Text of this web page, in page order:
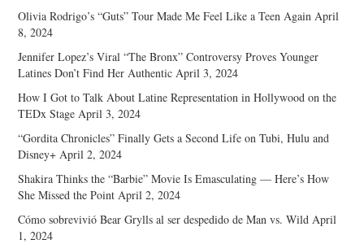
Olivia Rodrigo’s “Guts” Tour Made Me Feel Like a Teen Again April
8, 2024
Jennifer Lopez’s Viral “The Bronx” Controversy Proves Younger
Latines Don’t Find Her Authentic April 3, 2024
How I Got to Talk About Latine Representation in Hollywood on the
TEDx Stage April 3, 2024
“Gordita Chronicles” Finally Gets a Second Life on Tubi, Hulu and
Disney+ April 2, 2024
Shakira Thinks the “Barbie” Movie Is Emasculating — Here’s How
She Missed the Point April 2, 2024
Cómo sobrevivió Bear Grylls al ser despedido de Man vs. Wild April
1, 2024